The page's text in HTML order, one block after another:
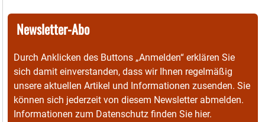
Newsletter-Abo
Durch Anklicken des Buttons „Anmelden“ erklären Sie
sich damit einverstanden, dass wir Ihnen regelmäßig
unsere aktuellen Artikel und Informationen zusenden. Sie
können sich jederzeit von diesem Newsletter abmelden.
Informationen zum Datenschutz finden Sie hier.